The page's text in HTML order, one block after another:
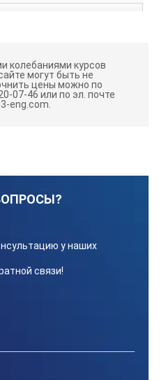
колебаниями курсов
могут быть не
цены можно по
07-46 или по эл. почте
eng.com.
у наших
связи!